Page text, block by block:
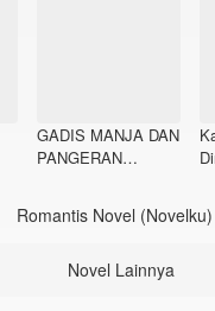
GADIS MANJA DAN
PANGERAN
Romantis Novel
Novel Lainnya